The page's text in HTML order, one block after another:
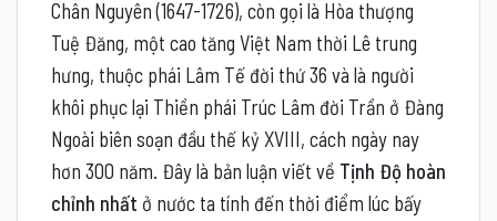
Chân Nguyên (1647-1726), còn gọi là Hòa thượng
Tuệ Đăng, một cao tăng Việt Nam thời Lê trung
hưng, thuộc phái Lâm Tế đời thứ 36 và là người
khôi phục lại Thiền phái Trúc Lâm đời Trần ở Đàng
Ngoài biên soạn đầu thế kỷ XVIII, cách ngày nay
hơn 300 năm. Đây là bản luận viết về Tịnh Độ hoàn
chỉnh nhất ở nước ta tính đến thời điểm lúc bấy